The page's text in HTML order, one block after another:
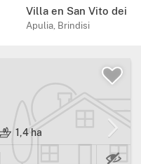
Villa en San Vito dei
Apulia, Brindisi
1,4 ha